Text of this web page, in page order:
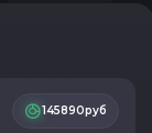
145890руб